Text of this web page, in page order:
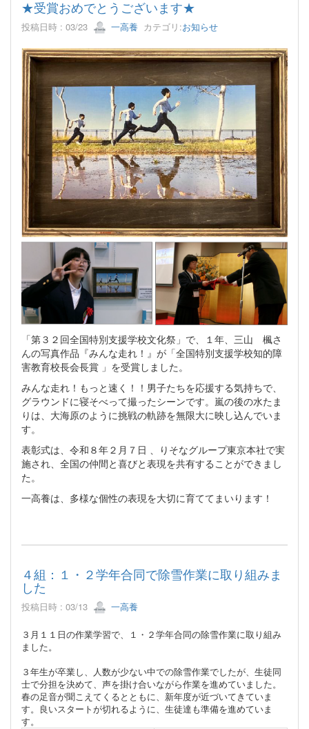
★受賞おめでとうございます★
投稿日時 : 03/23 一高養 カテゴリ:お知らせ
「第３２回全国特別支援学校文化祭」で、１年、三山 楓さ
んの写真作品『みんな走れ！』が「全国特別支援学校知的障
害教育校長会長賞 」を受賞しました。
みんな走れ！もっと速く！！男子たちを応援する気持ちで、
グラウンドに寝そべって撮ったシーンです。嵐の後の水たま
りは、大海原のように挑戦の軌跡を無限大に映し込んでいま
す。
表彰式は、令和８年２月７日 、りそなグループ東京本社で実
施され、全国の仲間と喜びと表現を共有することができまし
た。
一高養は、多様な個性の表現を大切に育ててまいります！
４組：１・２学年合同で除雪作業に取り組みま
した
投稿日時 : 03/13 一高養
３月１１日の作業学習で、１・２学年合同の除雪作業に取り組み
ました。
３年生が卒業し、人数が少ない中での除雪作業でしたが、生徒同
士で分担を決めて、声を掛け合いながら作業を進めていました。
春の足音が聞こえてくるとともに、新年度が近づいてきていま
す。良いスタートが切れるように、生徒達も準備を進めていま
す。